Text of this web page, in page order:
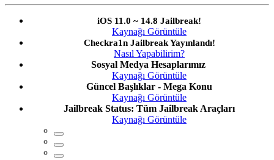
iOS 11.0 ~ 14.8 Jailbreak!
Kaynağı Görüntüle
Checkra1n Jailbreak Yayınlandı!
Nasıl Yapabilirim?
Sosyal Medya Hesaplarımız
Kaynağı Görüntüle
Güncel Başlıklar - Mega Konu
Kaynağı Görüntüle
Jailbreak Status: Tüm Jailbreak Araçları
Kaynağı Görüntüle